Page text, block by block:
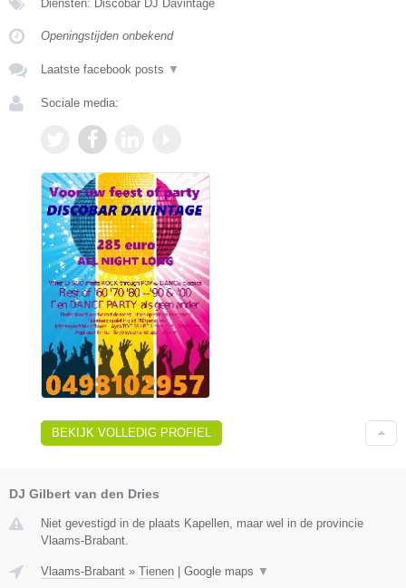
Diensten: Discobar DJ Davintage
Openingstijden onbekend
Laatste facebook posts ▼
Sociale media:
BEKIJK VOLLEDIG PROFIEL
DJ Gilbert van den Dries
Niet gevestigd in de plaats Kapellen, maar wel in de provincie
Vlaams-Brabant.
Vlaams-Brabant » Tienen | Google maps ▼